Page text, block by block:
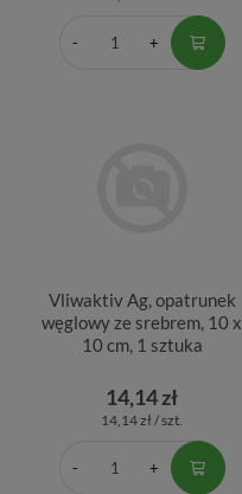
Vliwaktiv Ag, opatrunek
węglowy ze srebrem, 10 x
10 cm, 1 sztuka
14,14 zł
14,14 zł / szt.